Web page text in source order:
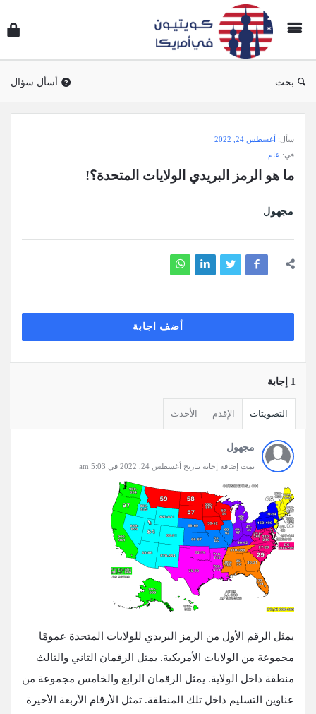
بحث أسأل سؤال
وجواب
أمريكا
سأل: أغسطس 24, 2022
في: عام
ما هو الرمز البريدي الولايات المتحدة؟!
مجهول
أضف اجابة
‫1 إجابة
التصويتات الإقدم الأحدث
مجهول
تمت إضافة إجابة بتاريخ أغسطس 24, 2022 في 5:03 am
يمثل الرقم الأول من الرمز البريدي للولايات المتحدة عمومًا
مجموعة من الولايات الأمريكية. يمثل الرقمان الثاني والثالث
منطقة داخل الولاية. يمثل الرقمان الرابع والخامس مجموعة من
عناوين التسليم داخل تلك المنطقة. تمثل الأرقام الأربعة الأخيرة